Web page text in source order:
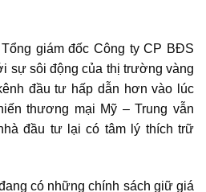
giám đốc Công ty CP BĐS
sự sôi động của thị trường vàng
đầu tư hấp dẫn hơn vào lúc
thương mại Mỹ – Trung vẫn
đầu tư lại có tâm lý thích trữ
có những chính sách giữ giá